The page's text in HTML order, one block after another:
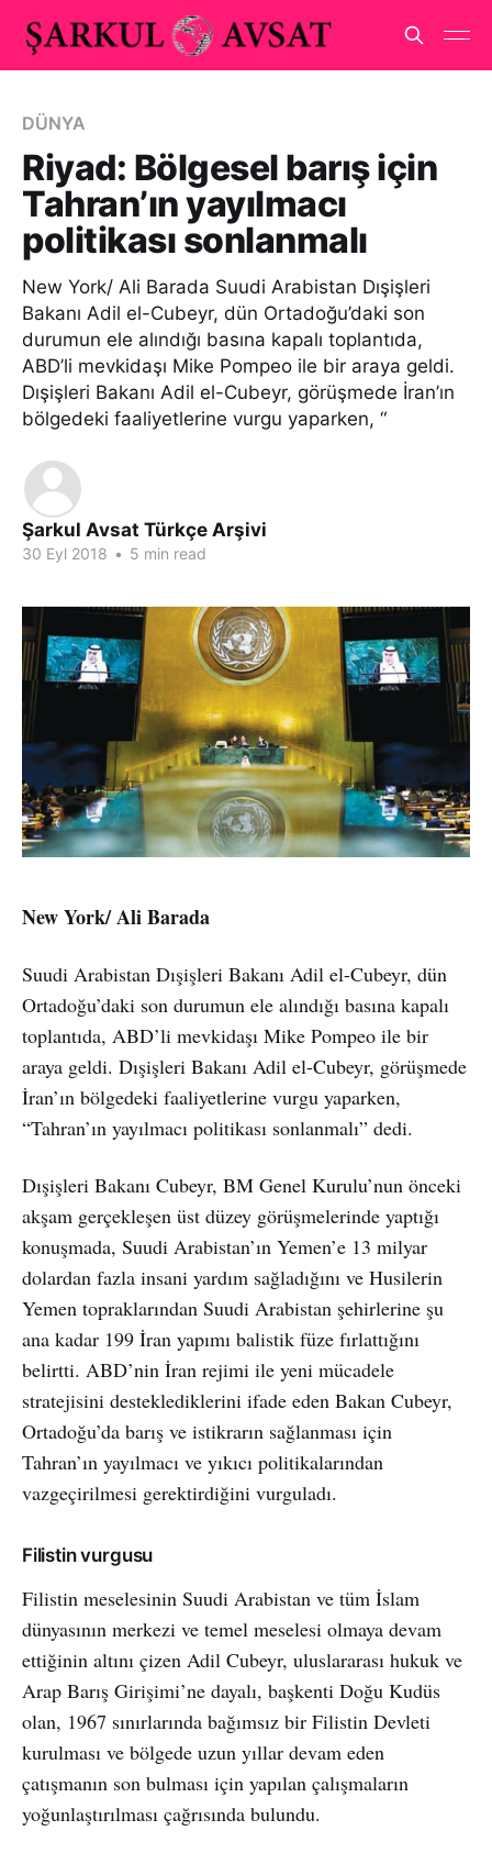
DÜNYA
Riyad: Bölgesel barış için
Tahran’ın yayılmacı
politikası sonlanmalı
New York/ Ali Barada Suudi Arabistan Dışişleri
Bakanı Adil el-Cubeyr, dün Ortadoğu’daki son
durumun ele alındığı basına kapalı toplantıda,
ABD’li mevkidaşı Mike Pompeo ile bir araya geldi.
Dışişleri Bakanı Adil el-Cubeyr, görüşmede İran’ın
bölgedeki faaliyetlerine vurgu yaparken, “
Şarkul Avsat Türkçe Arşivi
30 Eyl 2018 • 5 min read
New York/ Ali Barada
Suudi Arabistan Dışişleri Bakanı Adil el-Cubeyr, dün
Ortadoğu’daki son durumun ele alındığı basına kapalı
toplantıda, ABD’li mevkidaşı Mike Pompeo ile bir
araya geldi. Dışişleri Bakanı Adil el-Cubeyr, görüşmede
İran’ın bölgedeki faaliyetlerine vurgu yaparken,
“Tahran’ın yayılmacı politikası sonlanmalı” dedi.
Dışişleri Bakanı Cubeyr, BM Genel Kurulu’nun önceki
akşam gerçekleşen üst düzey görüşmelerinde yaptığı
konuşmada, Suudi Arabistan’ın Yemen’e 13 milyar
dolardan fazla insani yardım sağladığını ve Husilerin
Yemen topraklarından Suudi Arabistan şehirlerine şu
ana kadar 199 İran yapımı balistik füze fırlattığını
belirtti. ABD’nin İran rejimi ile yeni mücadele
stratejisini desteklediklerini ifade eden Bakan Cubeyr,
Ortadoğu’da barış ve istikrarın sağlanması için
Tahran’ın yayılmacı ve yıkıcı politikalarından
vazgeçirilmesi gerektirdiğini vurguladı.
Filistin vurgusu
Filistin meselesinin Suudi Arabistan ve tüm İslam
dünyasının merkezi ve temel meselesi olmaya devam
ettiğinin altını çizen Adil Cubeyr, uluslararası hukuk ve
Arap Barış Girişimi’ne dayalı, başkenti Doğu Kudüs
olan, 1967 sınırlarında bağımsız bir Filistin Devleti
kurulması ve bölgede uzun yıllar devam eden
çatışmanın son bulması için yapılan çalışmaların
yoğunlaştırılması çağrısında bulundu.